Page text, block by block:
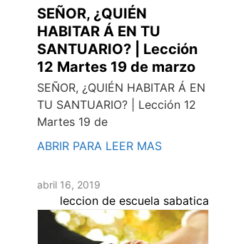
SEÑOR, ¿QUIÉN
HABITAR Á EN TU
SANTUARIO? | Lección
12 Martes 19 de marzo
SEÑOR, ¿QUIÉN HABITAR Á EN
TU SANTUARIO? | Lección 12
Martes 19 de
ABRIR PARA LEER MAS
abril 16, 2019
leccion de escuela sabatica